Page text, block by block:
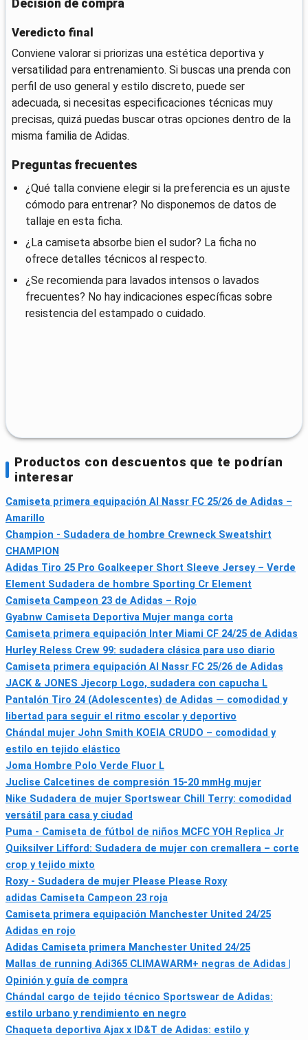
Decisión de compra
Veredicto final
Conviene valorar si priorizas una estética deportiva y
versatilidad para entrenamiento. Si buscas una prenda con
perfil de uso general y estilo discreto, puede ser
adecuada, si necesitas especificaciones técnicas muy
precisas, quizá puedas buscar otras opciones dentro de la
misma familia de Adidas.
Preguntas frecuentes
¿Qué talla conviene elegir si la preferencia es un ajuste
cómodo para entrenar? No disponemos de datos de
tallaje en esta ficha.
¿La camiseta absorbe bien el sudor? La ficha no
ofrece detalles técnicos al respecto.
¿Se recomienda para lavados intensos o lavados
frecuentes? No hay indicaciones específicas sobre
resistencia del estampado o cuidado.
Productos con descuentos que te podrían
interesar
Camiseta primera equipación Al Nassr FC 25/26 de Adidas –
Amarillo
Champion - Sudadera de hombre Crewneck Sweatshirt
CHAMPION
Adidas Tiro 25 Pro Goalkeeper Short Sleeve Jersey – Verde
Element Sudadera de hombre Sporting Cr Element
Camiseta Campeon 23 de Adidas – Rojo
Gyabnw Camiseta Deportiva Mujer manga corta
Camiseta primera equipación Inter Miami CF 24/25 de Adidas
Hurley Reless Crew 99: sudadera clásica para uso diario
Camiseta primera equipación Al Nassr FC 25/26 de Adidas
JACK & JONES Jjecorp Logo, sudadera con capucha L
Pantalón Tiro 24 (Adolescentes) de Adidas — comodidad y
libertad para seguir el ritmo escolar y deportivo
Chándal mujer John Smith KOEIA CRUDO – comodidad y
estilo en tejido elástico
Joma Hombre Polo Verde Fluor L
Juclise Calcetines de compresión 15-20 mmHg mujer
Nike Sudadera de mujer Sportswear Chill Terry: comodidad
versátil para casa y ciudad
Puma - Camiseta de fútbol de niños MCFC YOH Replica Jr
Quiksilver Lifford: Sudadera de mujer con cremallera – corte
crop y tejido mixto
Roxy - Sudadera de mujer Please Please Roxy
adidas Camiseta Campeon 23 roja
Camiseta primera equipación Manchester United 24/25
Adidas en rojo
Adidas Camiseta primera Manchester United 24/25
Mallas de running Adi365 CLIMAWARM+ negras de Adidas |
Opinión y guía de compra
Chándal cargo de tejido técnico Sportswear de Adidas:
estilo urbano y rendimiento en negro
Chaqueta deportiva Ajax x ID&T de Adidas: estilo y